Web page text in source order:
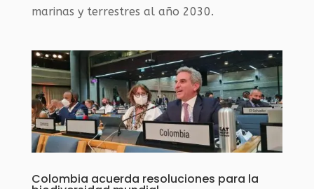
marinas y terrestres al año 2030.
Colombia acuerda resoluciones para la